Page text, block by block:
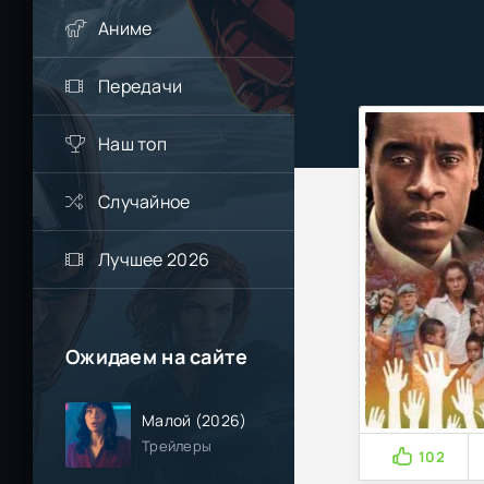
Аниме
Передачи
Наш топ
Случайное
Лучшее 2026
Ожидаем на сайте
Малой (2026)
Трейлеры
102